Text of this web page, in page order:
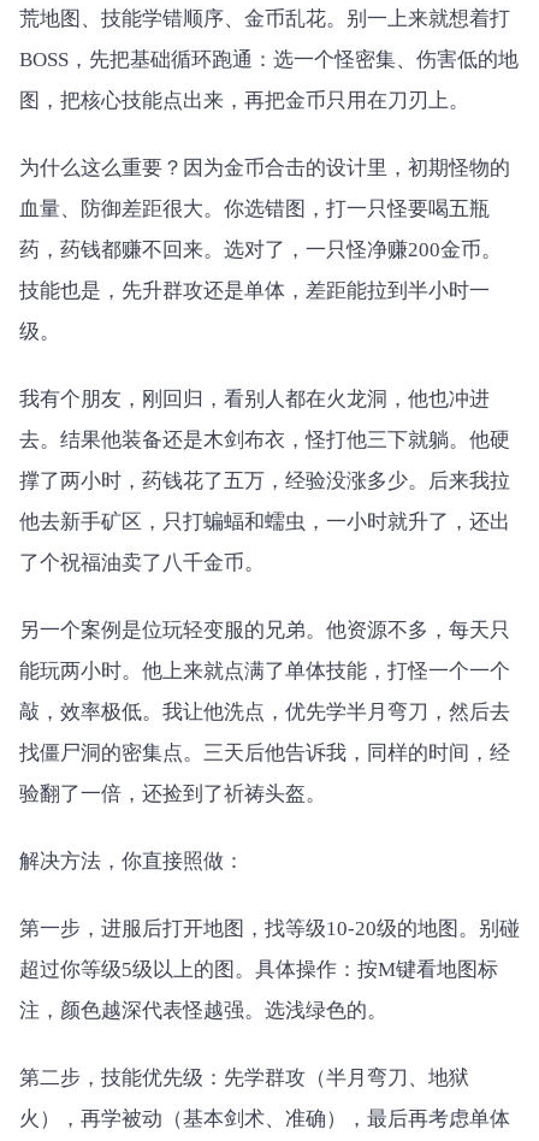
荒地图、技能学错顺序、金币乱花。别一上来就想着打
BOSS，先把基础循环跑通：选一个怪密集、伤害低的地
图，把核心技能点出来，再把金币只用在刀刃上。
为什么这么重要？因为金币合击的设计里，初期怪物的
血量、防御差距很大。你选错图，打一只怪要喝五瓶
药，药钱都赚不回来。选对了，一只怪净赚200金币。
技能也是，先升群攻还是单体，差距能拉到半小时一
级。
我有个朋友，刚回归，看别人都在火龙洞，他也冲进
去。结果他装备还是木剑布衣，怪打他三下就躺。他硬
撑了两小时，药钱花了五万，经验没涨多少。后来我拉
他去新手矿区，只打蝙蝠和蠕虫，一小时就升了，还出
了个祝福油卖了八千金币。
另一个案例是位玩轻变服的兄弟。他资源不多，每天只
能玩两小时。他上来就点满了单体技能，打怪一个一个
敲，效率极低。我让他洗点，优先学半月弯刀，然后去
找僵尸洞的密集点。三天后他告诉我，同样的时间，经
验翻了一倍，还捡到了祈祷头盔。
解决方法，你直接照做：
第一步，进服后打开地图，找等级10-20级的地图。别碰
超过你等级5级以上的图。具体操作：按M键看地图标
注，颜色越深代表怪越强。选浅绿色的。
第二步，技能优先级：先学群攻（半月弯刀、地狱
火），再学被动（基本剑术、准确），最后再考虑单体